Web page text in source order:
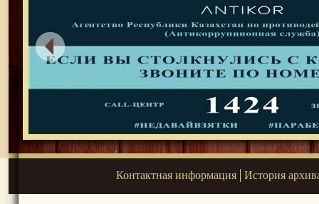
Контактная информация История